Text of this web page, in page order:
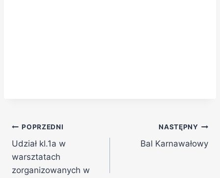
POPRZEDNI
Udział kl.1a w
warsztatach
zorganizowanych w
NASTĘPNY
Bal Karnawałowy